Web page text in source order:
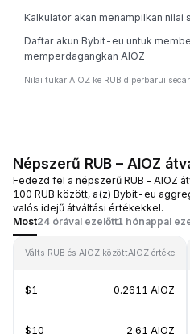
Kalkulator akan menampilkan nilai
Daftar akun Bybit-eu untuk
memperdagangkan AIOZ
Nilai tukar AIOZ ke RUB diperbarui
Népszerű RUB – AIOZ
Fedezd fel a népszerű RUB – AIOZ
100 RUB között, a(z) Bybit-eu
valós idejű átváltási értékekkel.
Most24 órával ezelőtt1 hónappal
Válts RUB és AIOZ közöttAIOZ értéke
$1 0.2611 AIOZ
$10 2.61 AIOZ